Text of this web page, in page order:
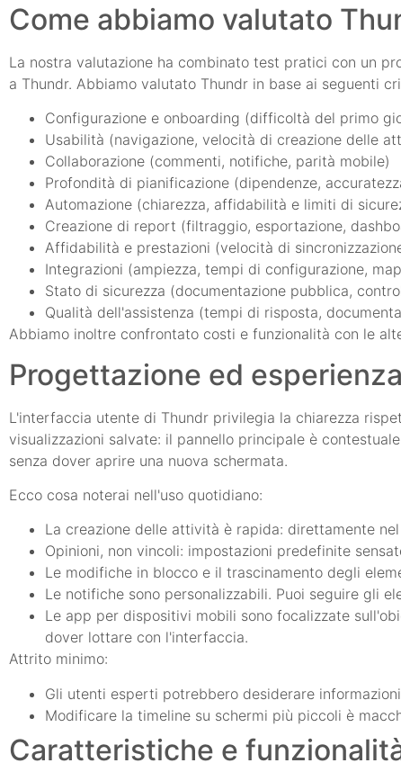
Come abbiamo valutato
La nostra valutazione ha combinato test pratici con un
a Thundr. Abbiamo valutato Thundr in base ai seguenti
Configurazione e onboarding (difficoltà del primo
Usabilità (navigazione, velocità di creazione delle
Collaborazione (commenti, notifiche, parità mobile)
Profondità di pianificazione (dipendenze,
Automazione (chiarezza, affidabilità e limiti di
Creazione di report (filtraggio, esportazione,
Affidabilità e prestazioni (velocità di
Integrazioni (ampiezza, tempi di configurazione,
Stato di sicurezza (documentazione pubblica,
Qualità dell'assistenza (tempi di risposta,
Abbiamo inoltre confrontato costi e funzionalità con le
Progettazione ed
L'interfaccia utente di Thundr privilegia la chiarezza
visualizzazioni salvate: il pannello principale è
senza dover aprire una nuova schermata.
Ecco cosa noterai nell'uso quotidiano:
La creazione delle attività è rapida: direttamente
Opinioni, non vincoli: impostazioni predefinite
Le modifiche in blocco e il trascinamento degli
Le notifiche sono personalizzabili. Puoi seguire gli
Le app per dispositivi mobili sono focalizzate
dover lottare con l'interfaccia.
Attrito minimo:
Gli utenti esperti potrebbero desiderare
Modificare la timeline su schermi più piccoli è
Caratteristiche e